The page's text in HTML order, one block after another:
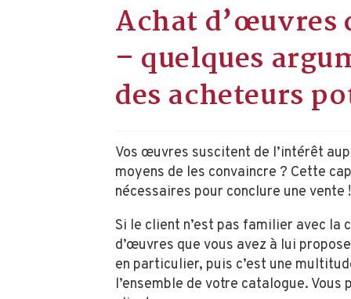
Achat
– quelques
des acheteurs
Vos œuvres suscitent de l’intérêt
moyens de les convaincre ? Cette
nécessaires pour conclure une vente !
Si le client n’est pas familier avec
d’œuvres que vous avez à lui
en particulier, puis c’est une
l’ensemble de votre catalogue.